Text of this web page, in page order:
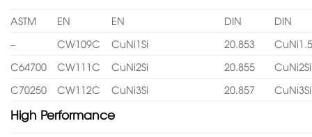
ASTM EN EN DIN
DIN
–
CW109C CuNi1Si 20.853
C64700
CW111C CuNi2Si 20.855
CuNi2Si
C70250
CW112C CuNi3Si 20.857 CuNi3Si
High Performance